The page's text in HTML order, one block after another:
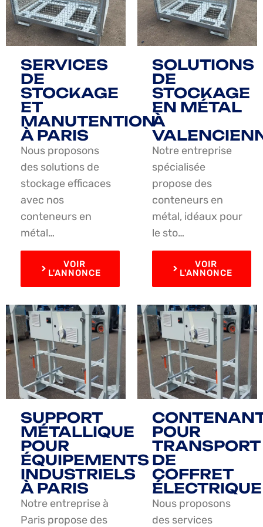
SERVICES
DE
STOCKAGE
ET
MANUTENTION
À PARIS
Nous proposons
des solutions de
stockage efficaces
avec nos
conteneurs en
métal…
VOIR
L'ANNONCE
SOLUTIONS
DE
STOCKAGE
EN MÉTAL
À
Notre entreprise
spécialisée
propose des
conteneurs en
métal, idéaux pour
le sto…
VOIR
L'ANNONCE
SUPPORT
MÉTALLIQUE
POUR
ÉQUIPEMENTS
INDUSTRIELS
À PARIS
Notre entreprise à
Paris propose des
POUR
TRANSPORT
DE
COFFRET
ÉLECTRIQUE
Nous proposons
des services